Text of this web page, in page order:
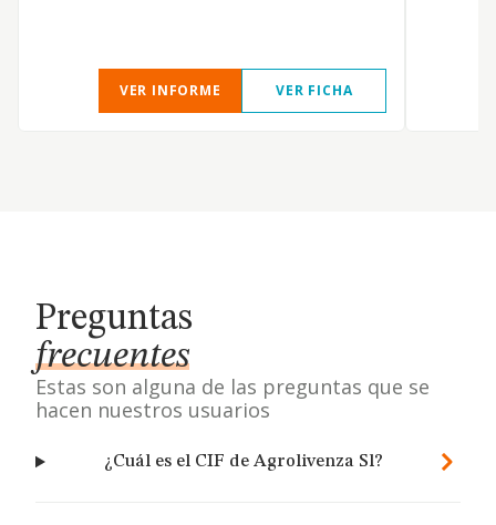
VER INFORME VER FICHA
Preguntas
frecuentes
Estas son alguna de las preguntas que se
hacen nuestros usuarios
¿Cuál es el CIF de Agrolivenza Sl?